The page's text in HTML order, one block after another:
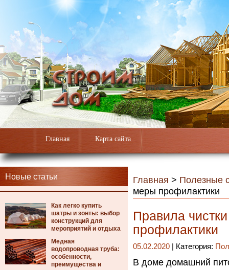
Главная Карта сайта
Новые статьи
Как легко купить
шатры и зонты: выбор
конструкций для
мероприятий и отдыха
Медная
водопроводная труба:
особенности,
преимущества и
Главная > Полезные
меры профилактики
Правила
профилактики
05.02.2020 | Категория:
В доме домашний